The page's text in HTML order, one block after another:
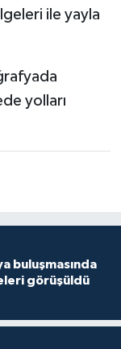
ile yayla
yolları
buluşmasında
görüşüldü